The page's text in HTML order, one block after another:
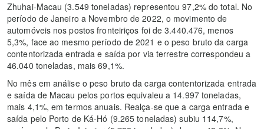
Zhuhai-Macau (3.549 toneladas) representou 97,2% do total. No
período de Janeiro a Novembro de 2022, o movimento de
automóveis nos postos fronteiriços foi de 3.440.476, menos
5,3%, face ao mesmo período de 2021 e o peso bruto da carga
contentorizada entrada e saída por via terrestre correspondeu a
46.040 toneladas, mais 69,1%.
No mês em análise o peso bruto da carga contentorizada entrada
e saída de Macau pelos portos equivaleu a 14.997 toneladas,
mais 4,1%, em termos anuais. Realça-se que a carga entrada e
saída pelo Porto de Ká-Hó (9.265 toneladas) subiu 114,7%,